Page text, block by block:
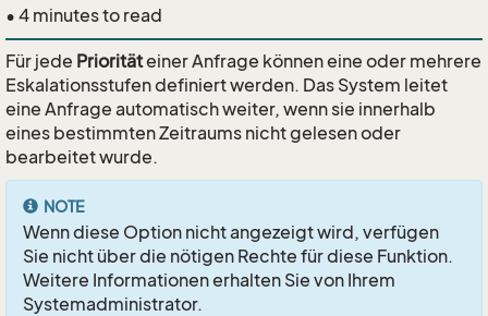
• 4 minutes to read
Für jede Prioritäteiner Anfrage können eine oder mehrere
Eskalationsstufen definiert werden. Das System leitet
eine Anfrage automatisch weiter, wenn sie innerhalb
eines bestimmten Zeitraums nicht gelesen oder
bearbeitet wurde.
NOTE
Wenn diese Option nicht angezeigt wird, verfügen
Sie nicht über die nötigen Rechte für diese Funktion.
Weitere Informationen erhalten Sie von Ihrem
Systemadministrator.